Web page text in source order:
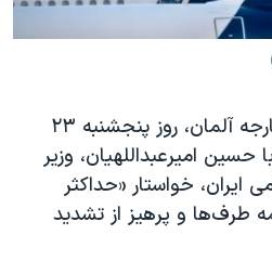
آنالنا بائربوک، وزیر امور خارجه آلمان، روز پنجشنبه ۲۳
حسین امیرعبداللهیان، وزیر
ایران، خواستار «حداکثر
طرف‌ها و پرهیز از تشدید